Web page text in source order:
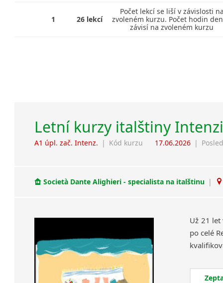
1 26 lekcí
Počet lekcí se liší v závislosti
zvoleném kurzu. Počet hodin
závisí na zvoleném kurzu
Letní kurzy italštiny
A1 úpl. zač. Intenz. | Kód kurzu 17.06.2026 |
Società Dante Alighieri - specialista na italštinu |
Už 21 let
po celé